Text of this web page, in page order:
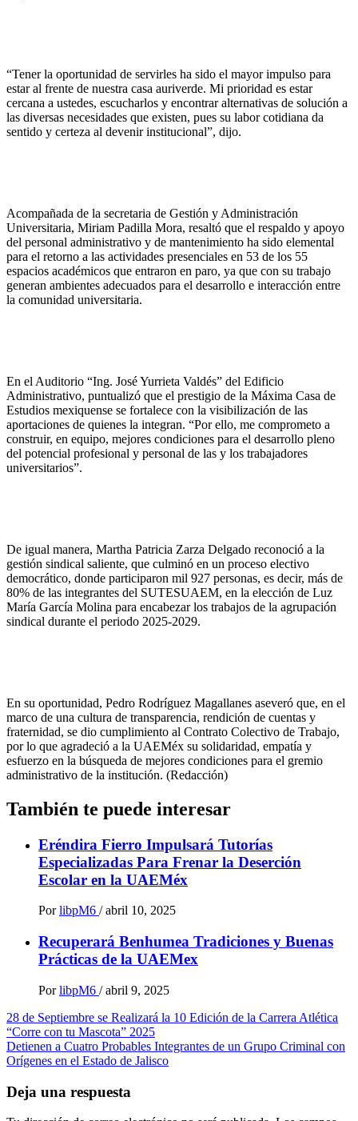
“Tener la oportunidad de servirles ha sido el mayor impulso para
estar al frente de nuestra casa auriverde. Mi prioridad es estar
cercana a ustedes, escucharlos y encontrar alternativas de solución a
las diversas necesidades que existen, pues su labor cotidiana da
sentido y certeza al devenir institucional”, dijo.
Acompañada de la secretaria de Gestión y Administración
Universitaria, Miriam Padilla Mora, resaltó que el respaldo y apoyo
del personal administrativo y de mantenimiento ha sido elemental
para el retorno a las actividades presenciales en 53 de los 55
espacios académicos que entraron en paro, ya que con su trabajo
generan ambientes adecuados para el desarrollo e interacción entre
la comunidad universitaria.
En el Auditorio “Ing. José Yurrieta Valdés” del Edificio
Administrativo, puntualizó que el prestigio de la Máxima Casa de
Estudios mexiquense se fortalece con la visibilización de las
aportaciones de quienes la integran. “Por ello, me comprometo a
construir, en equipo, mejores condiciones para el desarrollo pleno
del potencial profesional y personal de las y los trabajadores
universitarios”.
De igual manera, Martha Patricia Zarza Delgado reconoció a la
gestión sindical saliente, que culminó en un proceso electivo
democrático, donde participaron mil 927 personas, es decir, más de
80% de las integrantes del SUTESUAEM, en la elección de Luz
María García Molina para encabezar los trabajos de la agrupación
sindical durante el periodo 2025-2029.
En su oportunidad, Pedro Rodríguez Magallanes aseveró que, en el
marco de una cultura de transparencia, rendición de cuentas y
fraternidad, se dio cumplimiento al Contrato Colectivo de Trabajo,
por lo que agradeció a la UAEMéx su solidaridad, empatía y
esfuerzo en la búsqueda de mejores condiciones para el gremio
administrativo de la institución. (Redacción)
También te puede interesar
Eréndira Fierro Impulsará Tutorías
Especializadas Para Frenar la Deserción
Escolar en la UAEMéx
Por libpM6 / abril 10, 2025
Recuperará Benhumea Tradiciones y Buenas
Prácticas de la UAEMex
Por libpM6 / abril 9, 2025
Navegación
de
entradas
28 de Septiembre se Realizará la 10 Edición de la Carrera Atlética
“Corre con tu Mascota” 2025
Detienen a Cuatro Probables Integrantes de un Grupo Criminal con
Orígenes en el Estado de Jalisco
Deja una respuesta